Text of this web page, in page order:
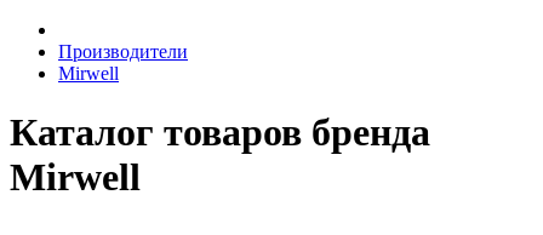
Производители
Mirwell
Каталог товаров бренда
Mirwell